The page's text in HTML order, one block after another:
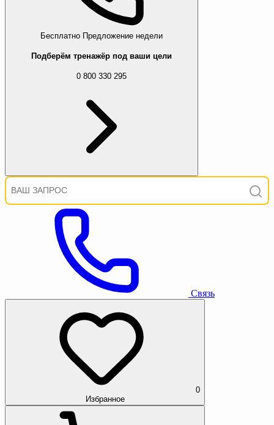
Бесплатно Предложение недели
Подберём тренажёр под ваши цели
0 800 330 295
Связь
0
Избранное